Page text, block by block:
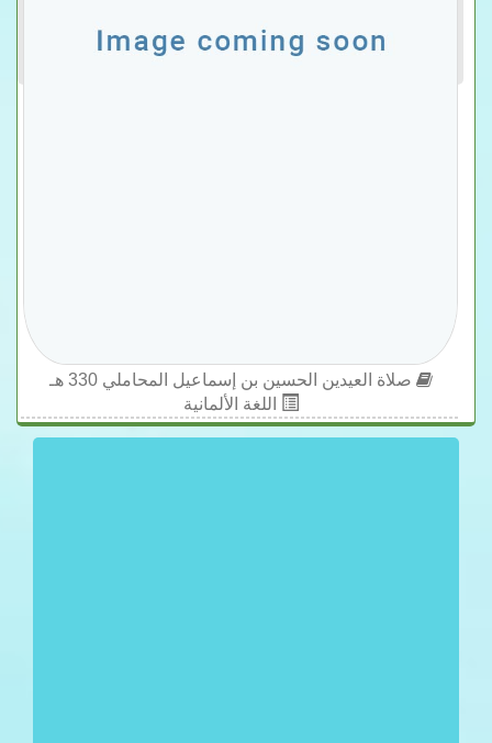
صلاة العيدين الحسين بن إسماعيل المحاملي 330 هـ
اللغة الألمانية